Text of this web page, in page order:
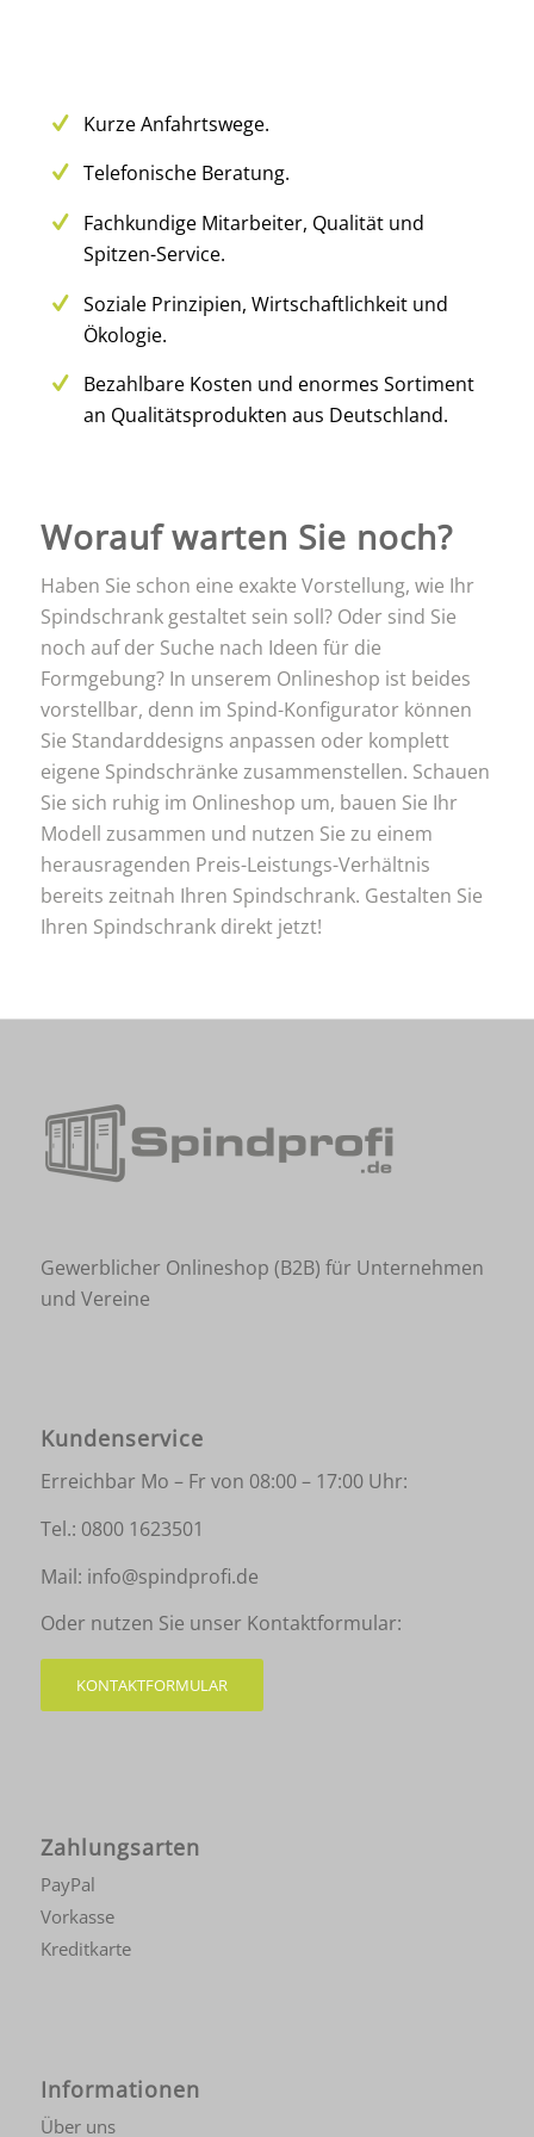
Kurze Anfahrtswege.
Telefonische Beratung.
Fachkundige Mitarbeiter, Qualität und
Spitzen-Service.
Soziale Prinzipien, Wirtschaftlichkeit und
Ökologie.
Bezahlbare Kosten und enormes Sortiment
an Qualitätsprodukten aus Deutschland.
Worauf warten Sie noch?
Haben Sie schon eine exakte Vorstellung, wie Ihr
Spindschrank gestaltet sein soll? Oder sind Sie
noch auf der Suche nach Ideen für die
Formgebung? In unserem Onlineshop ist beides
vorstellbar, denn im Spind-Konfigurator können
Sie Standarddesigns anpassen oder komplett
eigene Spindschränke zusammenstellen. Schauen
Sie sich ruhig im Onlineshop um, bauen Sie Ihr
Modell zusammen und nutzen Sie zu einem
herausragenden Preis-Leistungs-Verhältnis
bereits zeitnah Ihren Spindschrank. Gestalten Sie
Ihren Spindschrank direkt jetzt!
Gewerblicher Onlineshop (B2B) für Unternehmen
und Vereine
Kundenservice
Erreichbar Mo – Fr von 08:00 – 17:00 Uhr:
Tel.: 0800 1623501
Mail: info@spindprofi.de
Oder nutzen Sie unser Kontaktformular:
KONTAKTFORMULAR
Zahlungsarten
PayPal
Vorkasse
Kreditkarte
Informationen
Über uns